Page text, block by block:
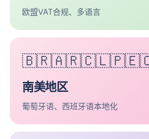
欧盟VAT合规、多语言
南美地区
葡萄牙语、西班牙语本地化